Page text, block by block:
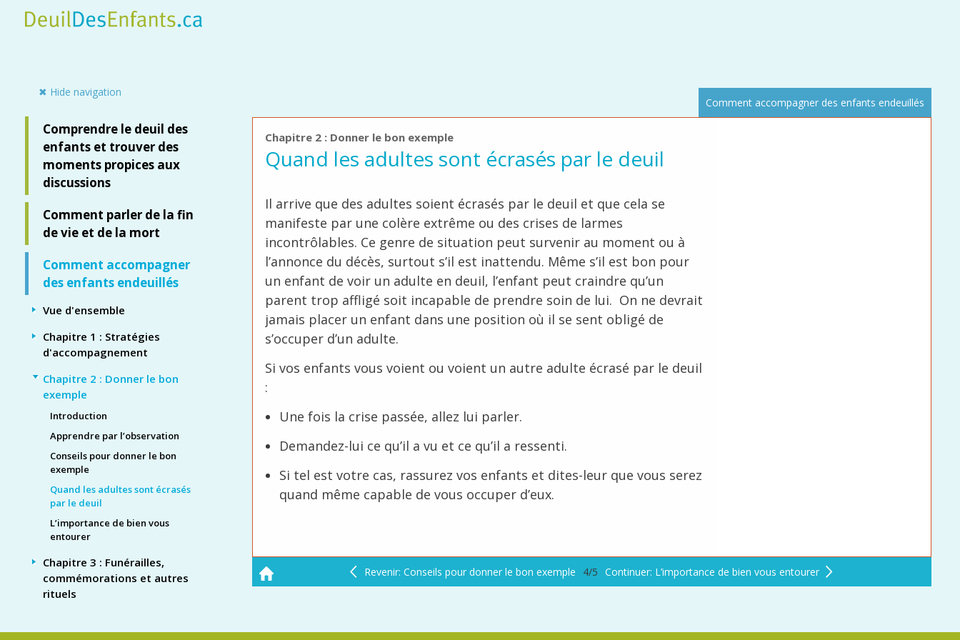
✖ Hide navigation
Comprendre le deuil des
enfants et trouver des
moments propices aux
discussions
Comment parler de la fin
de vie et de la mort
Comment accompagner
des enfants endeuillés
Vue d'ensemble
Chapitre 1 : Stratégies
d'accompagnement
Chapitre 2 : Donner le bon
exemple
Introduction
Apprendre par l’observation
Conseils pour donner le bon
exemple
Quand les adultes sont écrasés
par le deuil
L’importance de bien vous
entourer
Chapitre 3 : Funérailles,
commémorations et autres
rituels
inattendue
Comment accompagner des enfants endeuillés
Chapitre 2 : Donner le bon exemple
Quand les adultes sont écrasés par le deuil
Il arrive que des adultes soient écrasés par le deuil et que cela se
manifeste par une colère extrême ou des crises de larmes
incontrôlables. Ce genre de situation peut survenir au moment ou à
l’annonce du décès, surtout s’il est inattendu. Même s’il est bon pour
un enfant de voir un adulte en deuil, l’enfant peut craindre qu’un
parent trop affligé soit incapable de prendre soin de lui. On ne devrait
jamais placer un enfant dans une position où il se sent obligé de
s’occuper d’un adulte.
Si vos enfants vous voient ou voient un autre adulte écrasé par le deuil
:
Une fois la crise passée, allez lui parler.
Demandez-lui ce qu’il a vu et ce qu’il a ressenti.
Si tel est votre cas, rassurez vos enfants et dites-leur que vous serez
quand même capable de vous occuper d’eux.
Revenir: Conseils pour donner le bon exemple 4/5 Continuer: L’importance de bien vous entourer